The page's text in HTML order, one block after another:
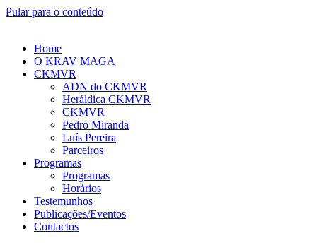
Pular para o conteúdo
Home
O KRAV MAGA
CKMVR
ADN do CKMVR
Heráldica CKMVR
CKMVR
Pedro Miranda
Luís Pereira
Parceiros
Programas
Programas
Horários
Testemunhos
Publicações/Eventos
Contactos